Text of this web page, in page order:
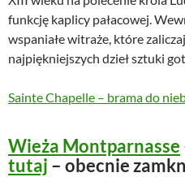
funkcję kaplicy pałacowej.
wspaniałe witraże, które
najpiękniejszych dzieł sztuki
Sainte Chapelle – brama do
Wieża Montparnasse
tutaj – obecnie